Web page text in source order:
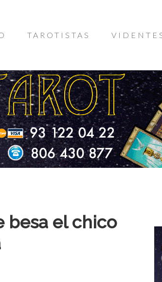
TAROTISTAS
besa el chico